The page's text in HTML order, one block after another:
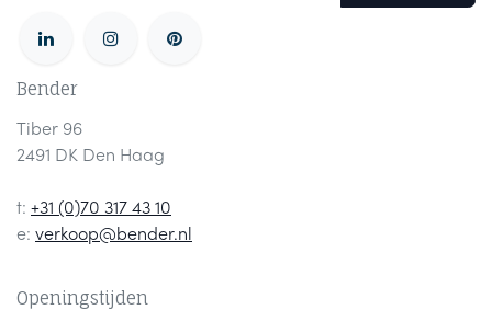
Bender
Tiber 96
2491 DK Den Haag
t: +31 (0)70 317 43 10
e: verkoop@bender.nl
Openingstijden